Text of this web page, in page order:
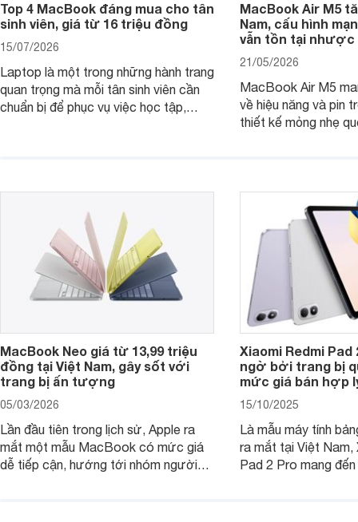
Top 4 MacBook đáng mua cho tân
sinh viên, giá từ 16 triệu đồng
15/07/2026
Laptop là một trong những hành trang
quan trọng mà mỗi tân sinh viên cần
chuẩn bị để phục vụ việc học tập,
MacBook đáng cân nhắc dành cho
MacBook Air M5
Nam, cấu hình
vẫn tồn tại nhược
21/05/2026
MacBook Air M5
về hiệu năng và pin
thiết kế mỏng nhẹ
MacBook Neo giá từ 13,99 triệu
đồng tại Việt Nam, gây sốt với
trang bị ấn tượng
05/03/2026
Lần đầu tiên trong lịch sử, Apple ra
mắt một mẫu MacBook có mức giá
dễ tiếp cận, hướng tới nhóm người
Xiaomi Redmi Pad
ngờ bởi trang bị
mức giá bán hợp
15/10/2025
Là mẫu máy tính
ra mắt tại Việt Nam,
Pad 2 Pro mang